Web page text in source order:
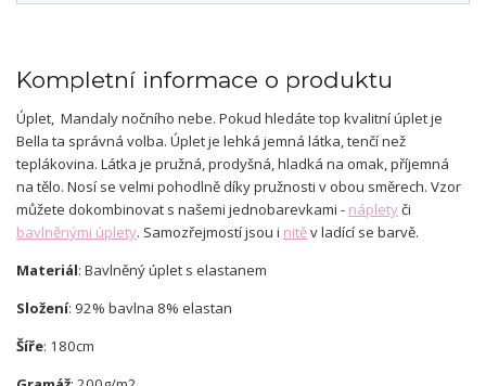
Kompletní informace o produktu
Úplet, Mandaly nočního nebe. Pokud hledáte top kvalitní úplet je
Bella ta správná volba. Úplet je lehká jemná látka, tenčí než
teplákovina. Látka je pružná, prodyšná, hladká na omak, příjemná
na tělo. Nosí se velmi pohodlně díky pružnosti v obou směrech. Vzor
můžete dokombinovat s našemi jednobarevkami - nápletyči
bavlněnými úplety. Samozřejmostí jsou i nitěv ladící se barvě.
Materiál: Bavlněný úplet s elastanem
Složení: 92% bavlna 8% elastan
Šíře: 180cm